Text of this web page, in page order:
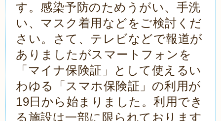
す。感染予防のためうがい、手洗
い、マスク着用などをご検討くだ
さい。さて、テレビなどで報道が
ありましたがスマートフォンを
「マイナ保険証」として使えるい
わゆる「スマホ保険証」の利用が
19日から始まりました。利用でき
る施設は一部に限られております